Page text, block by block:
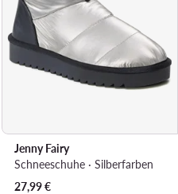
Jenny Fairy
Schneeschuhe · Silberfarben
Aktueller Preis
27,99€